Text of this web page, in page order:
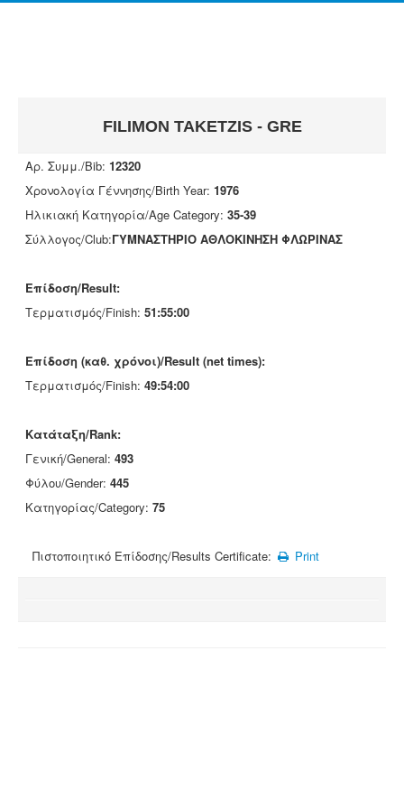
FILIMON TAKETZIS - GRE
Αρ. Συμμ./Bib: 12320
Χρονολογία Γέννησης/Birth Year: 1976
Ηλικιακή Κατηγορία/Age Category: 35-39
Σύλλογος/Club:ΓΥΜΝΑΣΤΗΡΙΟ ΑΘΛΟΚΙΝΗΣΗ ΦΛΩΡΙΝΑΣ
Επίδοση/Result:
Τερματισμός/Finish: 51:55:00
Επίδοση (καθ. χρόνοι)/Result (net times):
Τερματισμός/Finish: 49:54:00
Κατάταξη/Rank:
Γενική/General: 493
Φύλου/Gender: 445
Κατηγορίας/Category: 75
Πιστοποιητικό Επίδοσης/Results Certificate: Print